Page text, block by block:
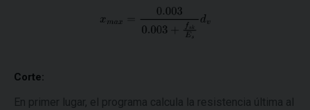
Corte:
En primer lugar, el programa calcula la resistencia última al